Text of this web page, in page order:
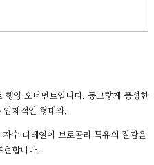
행잉 오너먼트입니다. 동그랗게 풍성한
체적인 형태와,
수 디테일이 브로콜리 특유의 질감을
현합니다.